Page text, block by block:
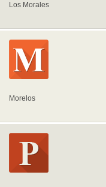
Los Morales
Morelos